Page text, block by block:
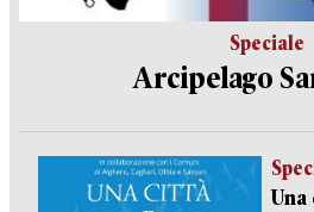
Speciale
Arcipelago
Una